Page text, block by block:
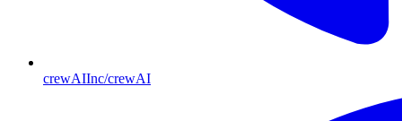
crewAIInc/crewAI